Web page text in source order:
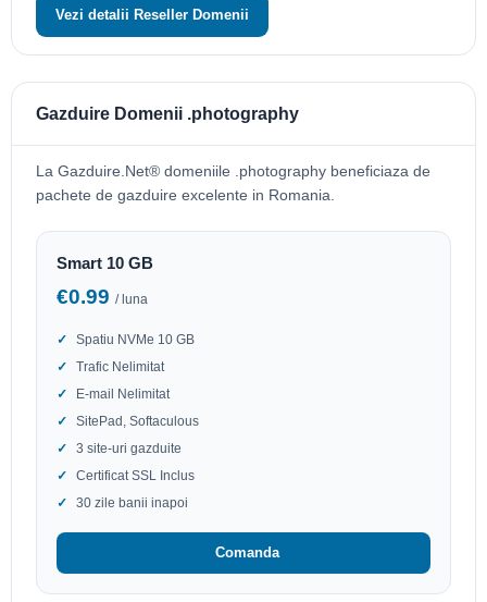
Vezi detalii Reseller Domenii
Gazduire Domenii .photography
La Gazduire.Net® domeniile .photography beneficiaza de
pachete de gazduire excelente in Romania.
Smart 10 GB
€0.99 / luna
Spatiu NVMe 10 GB
Trafic Nelimitat
E-mail Nelimitat
SitePad, Softaculous
3 site-uri gazduite
Certificat SSL Inclus
30 zile banii inapoi
Comanda